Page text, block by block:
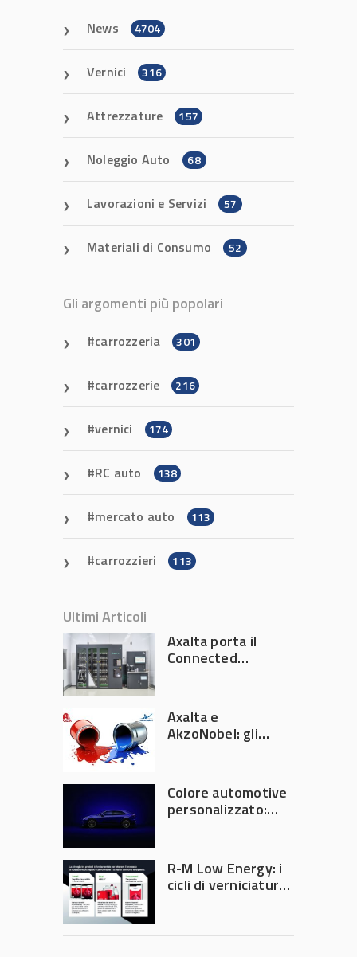
News 4704
Vernici 316
Attrezzature 157
Noleggio Auto 68
Lavorazioni e Servizi 57
Materiali di Consumo 52
Gli argomenti più popolari
carrozzeria 301
carrozzerie 216
vernici 174
RC auto 138
mercato auto 113
carrozzieri 113
Ultimi Articoli
Axalta porta il
Connected
Automechanika
Frankfurt 2026
Axalta e
AkzoNobel: gli
Colore automotive
personalizzato:
diventa ingegneria
di precisione
R-M Low Energy: i
cicli di verniciatura
tempi e costi in